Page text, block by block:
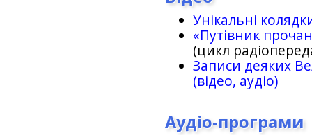
Унікальні
«Путівник
(цикл
Записи деяких
(відео, аудіо)
Аудіо-програми